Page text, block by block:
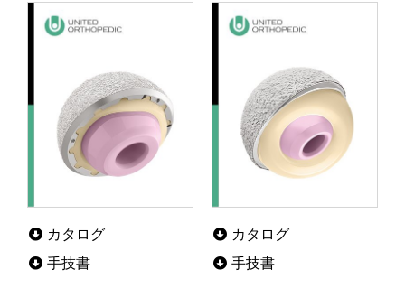
カタログ
手技書
カタログ
手技書